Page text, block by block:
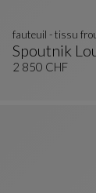
Spoutnik
Fauteuil -
Voir La
fauteuil - tissu
2 850 CHF